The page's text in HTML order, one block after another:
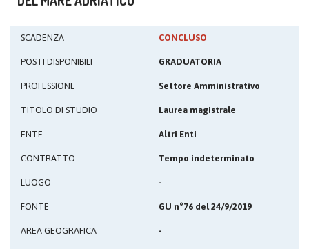
SCADENZA CONCLUSO
POSTI DISPONIBILI GRADUATORIA
PROFESSIONE Settore Amministrativo
TITOLO DI STUDIO Laurea magistrale
ENTE Altri Enti
CONTRATTO Tempo indeterminato
LUOGO -
FONTE GU n°76 del 24/9/2019
AREA GEOGRAFICA -